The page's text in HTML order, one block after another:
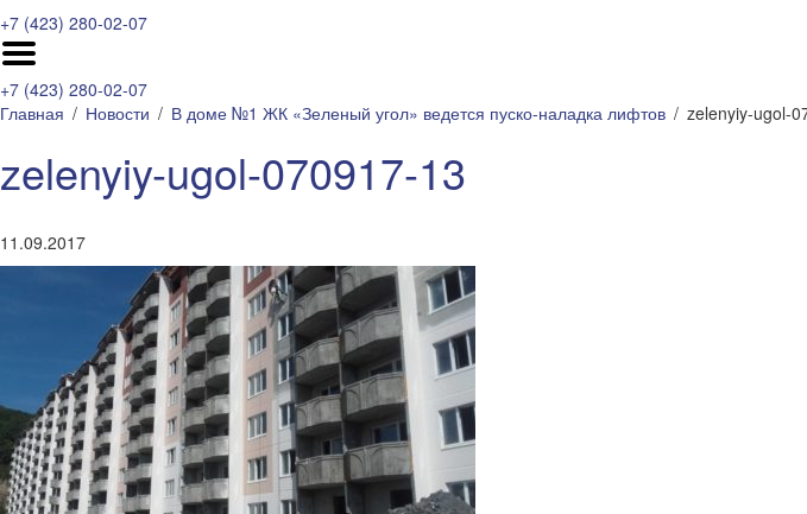
+7 (423) 280-02-07
+7 (423) 280-02-07
Главная
Новости В доме №1 ЖК «Зеленый угол» ведется пуско-наладка лифтов zelenyiy-ugol-
zelenyiy-ugol-070917-13
11.09.2017